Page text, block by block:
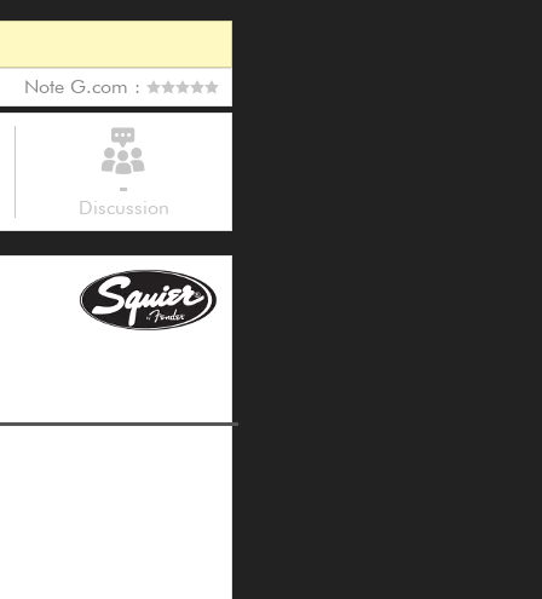
Note G.com :
-
Discussion